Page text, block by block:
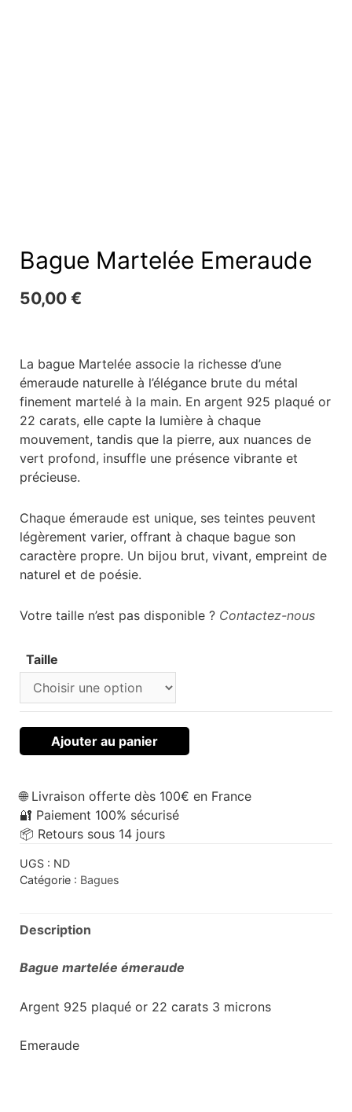
Bague Martelée Emeraude
50,00 €
La bague Martelée associe la richesse d’une
émeraude naturelle à l’élégance brute du métal
finement martelé à la main. En argent 925 plaqué or
22 carats, elle capte la lumière à chaque
mouvement, tandis que la pierre, aux nuances de
vert profond, insuffle une présence vibrante et
précieuse.
Chaque émeraude est unique, ses teintes peuvent
légèrement varier, offrant à chaque bague son
caractère propre. Un bijou brut, vivant, empreint de
naturel et de poésie.
Votre taille n’est pas disponible ? Contactez-nous
Taille
Ajouter au panier
🌐 Livraison offerte dès 100€ en France
🔐 Paiement 100% sécurisé
📦 Retours sous 14 jours
UGS : ND
Catégorie : Bagues
Description
Bague martelée émeraude
Argent 925 plaqué or 22 carats 3 microns
Emeraude